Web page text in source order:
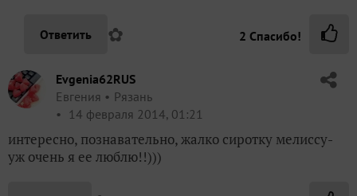
Ответить ✿ 2 Спасибо!
Evgenia62RUS
Евгения
Рязань
14 февраля 2014, 01:21
интересно, познавательно, жалко сиротку мелиссу-
уж очень я ее люблю!!)))